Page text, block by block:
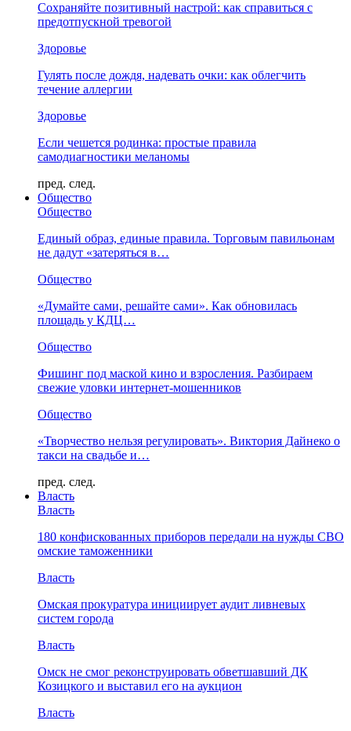
Сохраняйте позитивный настрой: как справиться с
предотпускной тревогой
Здоровье
Гулять после дождя, надевать очки: как облегчить
течение аллергии
Здоровье
Если чешется родинка: простые правила
самодиагностики меланомы
пред. след.
Общество
Общество
Единый образ, единые правила. Торговым павильонам
не дадут «затеряться в…
Общество
«Думайте сами, решайте сами». Как обновилась
площадь у КДЦ…
Общество
Фишинг под маской кино и взросления. Разбираем
свежие уловки интернет-мошенников
Общество
«Творчество нельзя регулировать». Виктория Дайнеко о
такси на свадьбе и…
пред. след.
Власть
Власть
180 конфискованных приборов передали на нужды СВО
омские таможенники
Власть
Омская прокуратура инициирует аудит ливневых
систем города
Власть
Омск не смог реконструировать обветшавший ДК
Козицкого и выставил его на аукцион
Власть